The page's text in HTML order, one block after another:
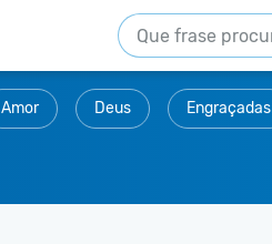
Amor Deus Engraçadas